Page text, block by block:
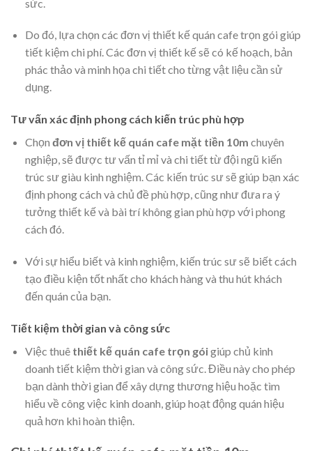
sức.
Do đó, lựa chọn các đơn vị thiết kế quán cafe trọn gói giúp
tiết kiệm chi phí. Các đơn vị thiết kế sẽ có kế hoạch, bản
phác thảo và minh họa chi tiết cho từng vật liệu cần sử
dụng.
Tư vấn xác định phong cách kiến trúc phù hợp
Chọn đơn vị thiết kế quán cafe mặt tiền 10m chuyên
nghiệp, sẽ được tư vấn tỉ mỉ và chi tiết từ đội ngũ kiến
trúc sư giàu kinh nghiệm. Các kiến trúc sư sẽ giúp bạn xác
định phong cách và chủ đề phù hợp, cũng như đưa ra ý
tưởng thiết kế và bài trí không gian phù hợp với phong
cách đó.
Với sự hiểu biết và kinh nghiệm, kiến trúc sư sẽ biết cách
tạo điều kiện tốt nhất cho khách hàng và thu hút khách
đến quán của bạn.
Tiết kiệm thời gian và công sức
Việc thuê thiết kế quán cafe trọn góigiúp chủ kinh
doanh tiết kiệm thời gian và công sức. Điều này cho phép
bạn dành thời gian để xây dựng thương hiệu hoặc tìm
hiểu về công việc kinh doanh, giúp hoạt động quán hiệu
quả hơn khi hoàn thiện.